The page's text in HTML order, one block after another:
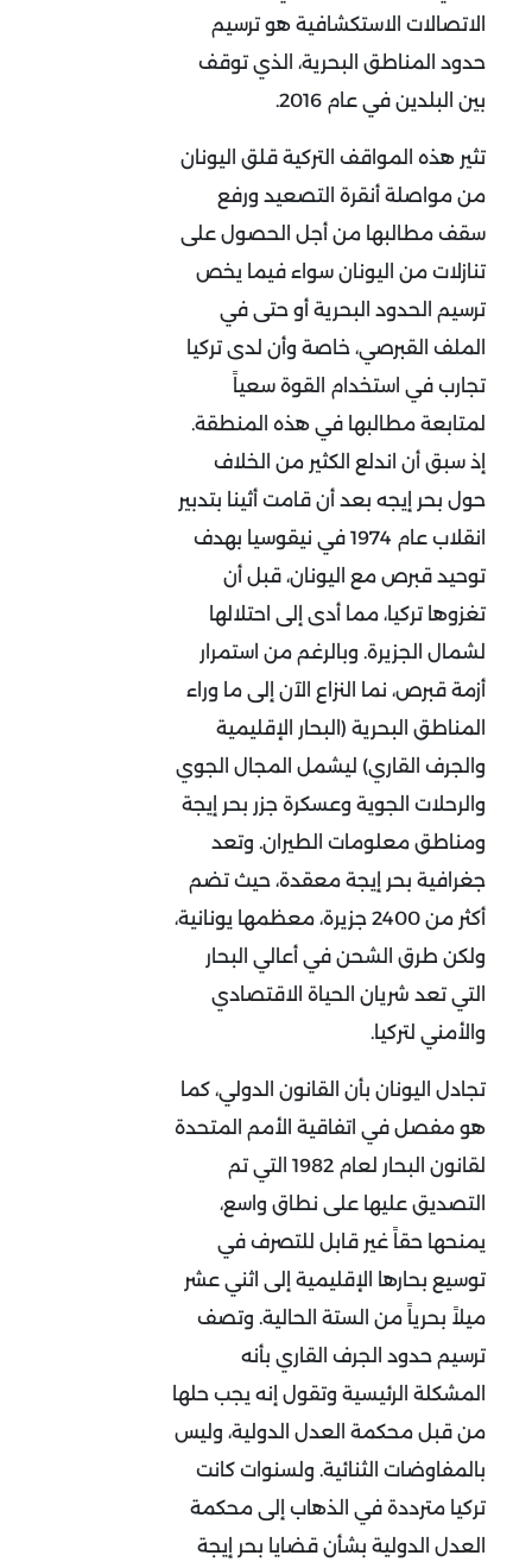
الاتصالات الاستكشافية هو ترسيم
حدود المناطق البحرية، الذي توقف
بين البلدين في عام 2016.
تثير هذه المواقف التركية قلق اليونان
من مواصلة أنقرة التصعيد ورفع
سقف مطالبها من أجل الحصول على
تنازلات من اليونان سواء فيما يخص
ترسيم الحدود البحرية أو حتى في
الملف القبرصي، خاصة وأن لدى تركيا
تجارب في استخدام القوة سعياً
لمتابعة مطالبها في هذه المنطقة.
إذ سبق أن اندلع الكثير من الخلاف
حول بحر إيجه بعد أن قامت أثينا بتدبير
انقلاب عام 1974 في نيقوسيا بهدف
توحيد قبرص مع اليونان، قبل أن
تغزوها تركيا، مما أدى إلى احتلالها
لشمال الجزيرة. وبالرغم من استمرار
أزمة قبرص، نما النزاع الآن إلى ما وراء
المناطق البحرية (البحار الإقليمية
والجرف القاري) ليشمل المجال الجوي
والرحلات الجوية وعسكرة جزر بحر إيجة
ومناطق معلومات الطيران. وتعد
جغرافية بحر إيجة معقدة، حيث تضم
أكثر من 2400 جزيرة، معظمها يونانية،
ولكن طرق الشحن في أعالي البحار
التي تعد شريان الحياة الاقتصادي
والأمني لتركيا.
تجادل اليونان بأن القانون الدولي، كما
هو مفصل في اتفاقية الأمم المتحدة
لقانون البحار لعام 1982 التي تم
التصديق عليها على نطاق واسع،
يمنحها حقاً غير قابل للتصرف في
توسيع بحارها الإقليمية إلى اثني عشر
ميلاً بحرياً من الستة الحالية. وتصف
ترسيم حدود الجرف القاري بأنه
المشكلة الرئيسية وتقول إنه يجب حلها
من قبل محكمة العدل الدولية، وليس
بالمفاوضات الثنائية. ولسنوات كانت
تركيا مترددة في الذهاب إلى محكمة
العدل الدولية بشأن قضايا بحر إيجة